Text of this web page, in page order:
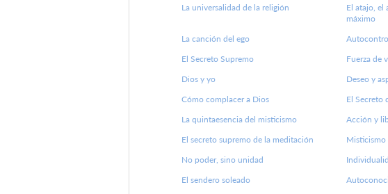
La universalidad de la religión
El atajo, el
máximo
La canción del ego
El Secreto Supremo
Fuerza de
Dios y yo
Deseo y
Cómo complacer a Dios
El Secreto
La quintaesencia del misticismo
Acción y
El secreto supremo de la meditación
Misticismo
No poder, sino unidad
El sendero soleado